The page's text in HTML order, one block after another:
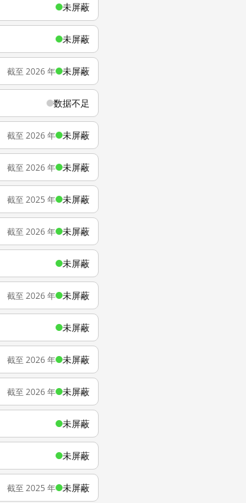
未屏蔽
未屏蔽
截至 2026 年 未屏蔽
数据不足
截至 2026 年 未屏蔽
截至 2026 年 未屏蔽
截至 2025 年 未屏蔽
截至 2026 年 未屏蔽
未屏蔽
截至 2026 年 未屏蔽
未屏蔽
截至 2026 年 未屏蔽
截至 2026 年 未屏蔽
未屏蔽
未屏蔽
截至 2025 年 未屏蔽